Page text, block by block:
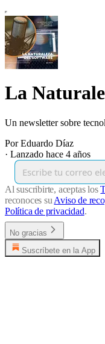
La
Un newsletter sobre
Por Eduardo Díaz
· Lanzado hace 4 años
Al suscribirte, aceptas los
reconoces su Aviso de
Política de privacidad.
No gracias
Suscríbete en la App